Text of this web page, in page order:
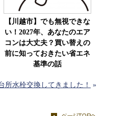
【川越市】でも無視できな
い！2027年、あなたのエア
コンは大丈夫？買い替えの
前に知っておきたい省エネ
基準の話
所水栓交換してきました！ »